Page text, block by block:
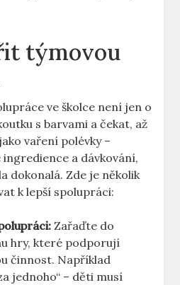
týmovou
ve školce není jen o⁤
s‍ barvami a čekat, až
vaření polévky –
a dávkování,
dokonalá. Zde ⁣je několik
k lepší spolupráci:
Zařaďte do
hry, které ‍podporují
činnost. Například
jednoho“ – děti musí